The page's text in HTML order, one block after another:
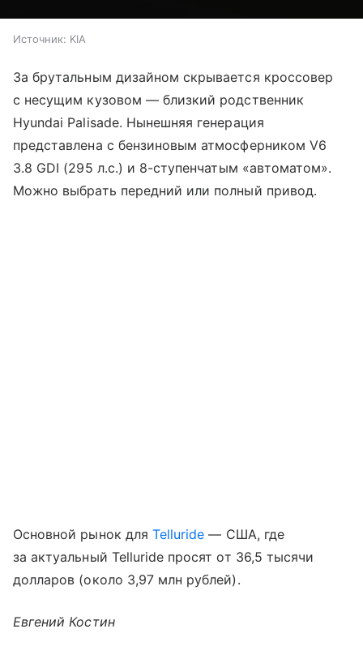
Источник: KIA
За брутальным дизайном скрывается кроссовер
с несущим кузовом — близкий родственник
Hyundai Palisade. Нынешняя генерация
представлена с бензиновым атмосферником V6
3.8 GDI (295 л.с.) и 8-ступенчатым «автоматом».
Можно выбрать передний или полный привод.
Основной рынок для Telluride — США, где
за актуальный Telluride просят от 36,5 тысячи
долларов (около 3,97 млн рублей).
Евгений Костин